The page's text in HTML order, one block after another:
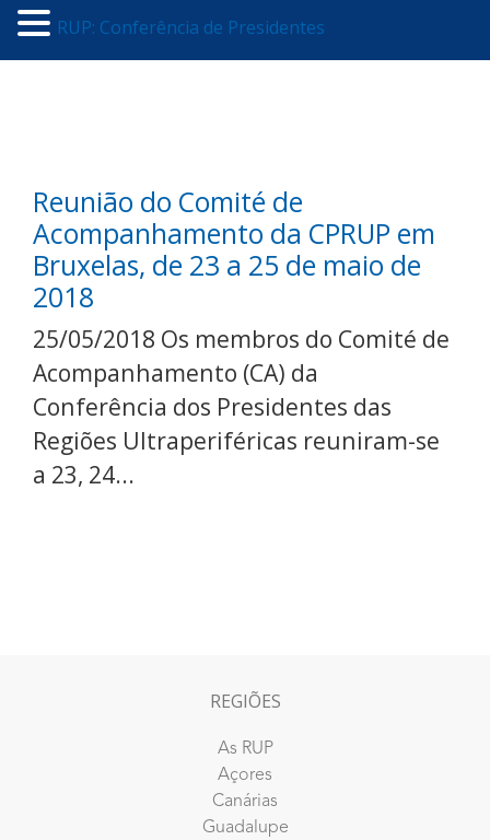
Reunião do Comité de
Acompanhamento da CPRUP em
Bruxelas, de 23 a 25 de maio de
2018
25/05/2018 Os membros do Comité de
Acompanhamento (CA) da
Conferência dos Presidentes das
Regiões Ultraperiféricas reuniram-se
a 23, 24...
REGIÕES
As RUP
Açores
Canárias
Guadalupe
RUP: Conferência de Presidentes